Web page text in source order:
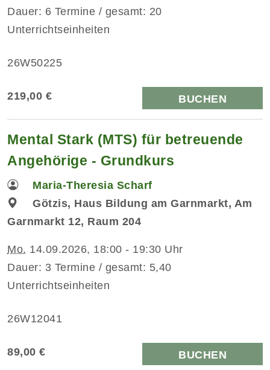
Dauer: 6 Termine / gesamt: 20
Unterrichtseinheiten
26W50225
219,00 € BUCHEN
Mental Stark (MTS) für betreuende
Angehörige - Grundkurs
Maria-Theresia Scharf
Götzis, Haus Bildung am Garnmarkt, Am
Garnmarkt 12, Raum 204
Mo. 14.09.2026, 18:00 - 19:30 Uhr
Dauer: 3 Termine / gesamt: 5,40
Unterrichtseinheiten
26W12041
89,00 € BUCHEN